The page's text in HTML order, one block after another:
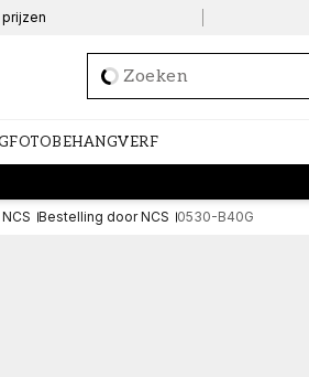
Loading…
FOTOBEHANGVERF
Bestelling door NCS 0530-B40G